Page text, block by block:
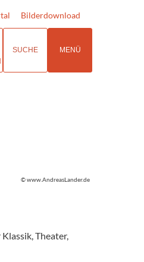
Bilderdownload
SUCHE MENÜ
© www.AndreasLander.de
Theater,